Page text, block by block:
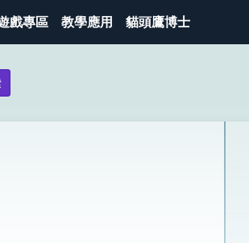
戲專區 教學應用 貓頭鷹博士